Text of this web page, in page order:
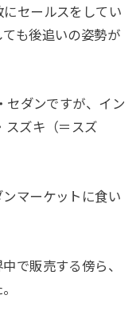
セールスをしてい
も後追いの姿勢が
セダンですが、イン
スズキ（＝スズ
マーケットに食い
で販売する傍ら、